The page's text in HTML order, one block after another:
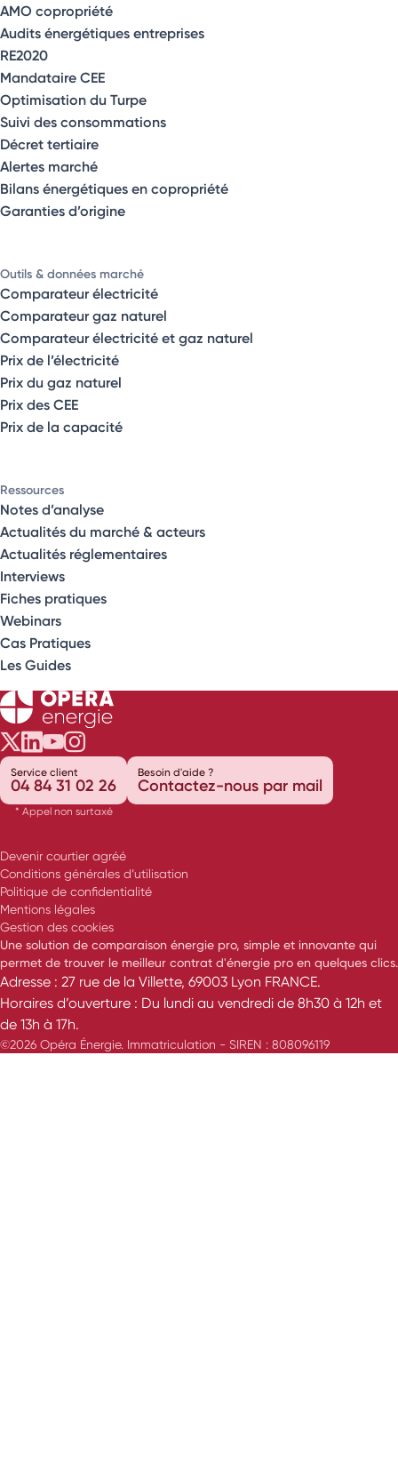
AMO copropriété
Audits énergétiques entreprises
RE2020
Mandataire CEE
Optimisation du Turpe
Suivi des consommations
Décret tertiaire
Alertes marché
Bilans énergétiques en copropriété
Garanties d’origine
Outils & données marché
Comparateur électricité
Comparateur gaz naturel
Comparateur électricité et gaz naturel
Prix de l’électricité
Prix du gaz naturel
Prix des CEE
Prix de la capacité
Ressources
Notes d’analyse
Actualités du marché & acteurs
Actualités réglementaires
Interviews
Fiches pratiques
Webinars
Cas Pratiques
Les Guides
Opéra Énergie sur Twitter
Opéra Énergie sur LinkedIn
Opéra Énergie sur Youtube
Opéra Énergie sur Instagram
Service client
04 84 31 02 26
* Appel non surtaxé
Besoin d'aide ?
Contactez-nous par mail
Devenir courtier agréé
Conditions générales d’utilisation
Politique de confidentialité
Mentions légales
Gestion des cookies
Une solution de comparaison énergie pro, simple et innovante qui
permet de trouver le meilleur contrat d'énergie pro en quelques clics.
Adresse : 27 rue de la Villette, 69003 Lyon FRANCE.
Horaires d’ouverture : Du lundi au vendredi de 8h30 à 12h et
de 13h à 17h.
©2026 Opéra Énergie. Immatriculation - SIREN : 808096119